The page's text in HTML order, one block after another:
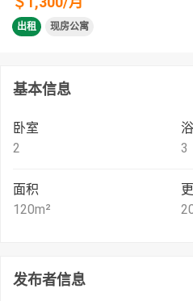
出租 现房公寓
基本信息
卧室
2
3
面积
120m²
发布者信息